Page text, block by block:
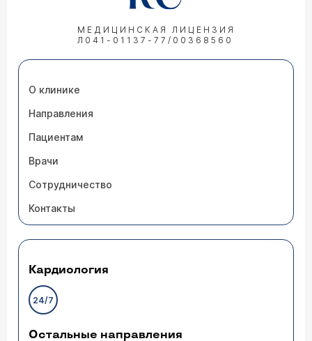
МЕДИЦИНСКАЯ ЛИЦЕНЗИЯ
Л041-01137-77/00368560
О клинике
Направления
Пациентам
Врачи
Сотрудничество
Контакты
Кардиология
24/7
Остальные направления